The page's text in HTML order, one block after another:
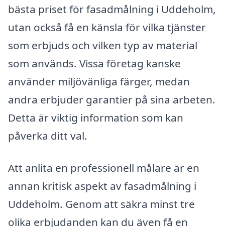
bästa priset för fasadmålning i Uddeholm,
utan också få en känsla för vilka tjänster
som erbjuds och vilken typ av material
som används. Vissa företag kanske
använder miljövänliga färger, medan
andra erbjuder garantier på sina arbeten.
Detta är viktig information som kan
påverka ditt val.
Att anlita en professionell målare är en
annan kritisk aspekt av fasadmålning i
Uddeholm. Genom att säkra minst tre
olika erbjudanden kan du även få en